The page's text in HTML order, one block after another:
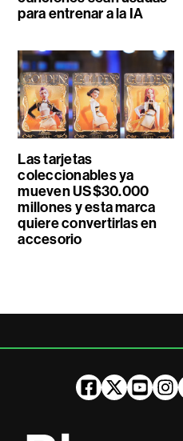
para entrenar a la IA
Las tarjetas
coleccionables ya
mueven US$30.000
millones y esta marca
quiere convertirlas en
accesorio